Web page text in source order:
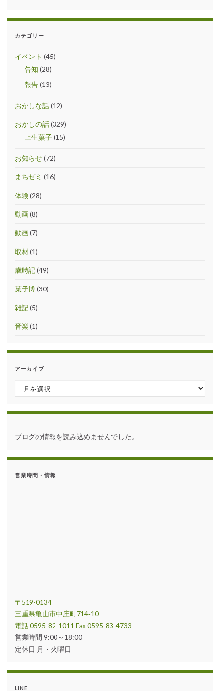
カテゴリー
イベント (45)
告知 (28)
報告(13)
おかしな話(12)
おかしの話(329)
上生菓子(15)
お知らせ(72)
まちゼミ (16)
体験(28)
動画(8)
動画(7)
取材(1)
歳時記(49)
菓子博(30)
雑記(5)
音楽 (1)
アーカイブ
アーカイブ
ブログの情報を読み込めませんでした。
営業時間・情報
〒519-0134
三重県亀山市中庄町714‐10
電話 0595-82-1011 Fax 0595-83-4733
営業時間 9:00～18:00
定休日 月・火曜日
LINE